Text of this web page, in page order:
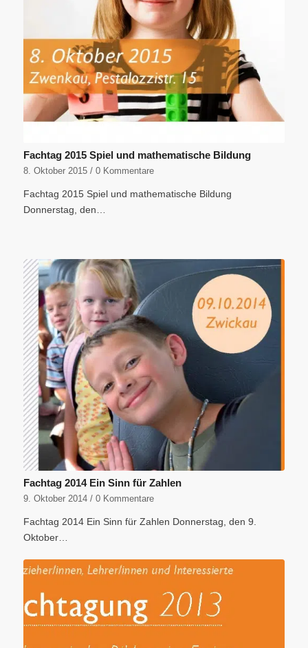
Fachtag 2015 Spiel und mathematische Bildung
8. Oktober 2015 / 0 Kommentare
Fachtag 2015 Spiel und mathematische Bildung
Donnerstag, den…
Fachtag 2014 Ein Sinn für Zahlen
9. Oktober 2014 / 0 Kommentare
Fachtag 2014 Ein Sinn für Zahlen Donnerstag, den 9.
Oktober…